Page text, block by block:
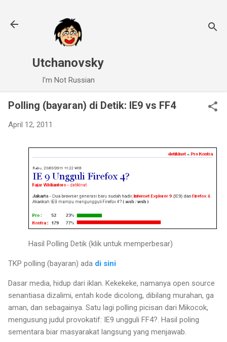
Utchanovsky
I'm Not Russian
Polling (bayaran) di Detik: IE9 vs FF4
April 12, 2011
Hasil Polling Detik (klik untuk memperbesar)
TKP polling (bayaran) ada di sini
Dasar media, hidup dari iklan. Kekekeke, namanya open source
senantiasa dizalimi, entah kode dicolong, dibilang murahan, ga
aman, dan sebagainya. Satu lagi polling picisan dari Mikocok,
mengusung judul provokatif: IE9 ungguli FF4?. Hasil poling
sementara biar masyarakat langsung yang menjawab.